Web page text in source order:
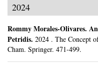
2024
Rommy Morales-Olivares.
Petridis. 2024 . The Concept
Cham. Springer. 471-499.